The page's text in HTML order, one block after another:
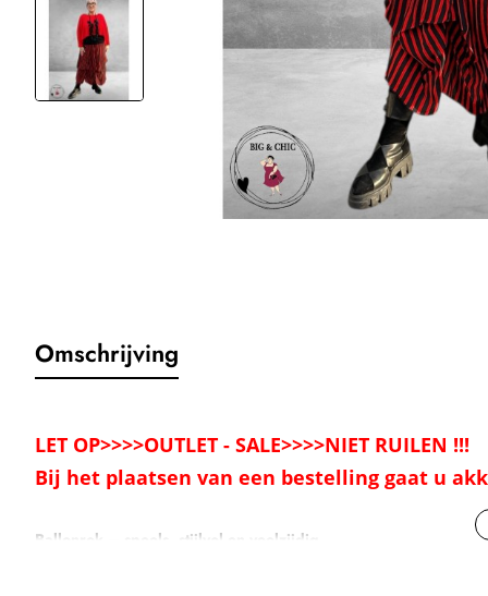
Omschrijving
LET OP>>>>OUTLET - SALE>>>>NIET RUILEN !!!
Bij het plaatsen van een bestelling gaat u
Ballonrok – speels, stijlvol en veelzijdig